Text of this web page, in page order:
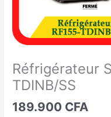
Réfrigérateur
TDINB/SS
189.900 CFA